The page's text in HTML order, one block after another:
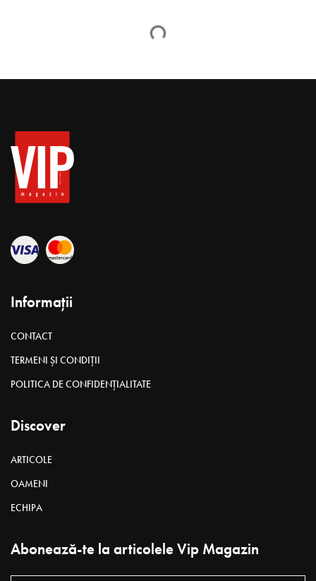
Informații
CONTACT
TERMENI ȘI CONDIȚII
POLITICA DE CONFIDENȚIALITATE
Discover
ARTICOLE
OAMENI
ECHIPA
Abonează-te la articolele Vip Magazin